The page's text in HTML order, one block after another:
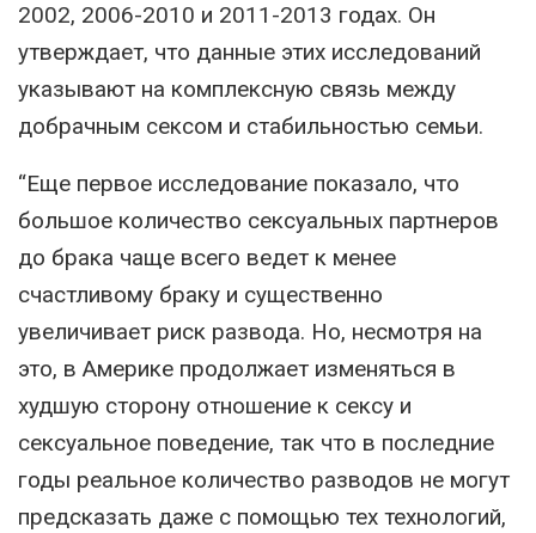
2002, 2006-2010 и 2011-2013 годах. Он
утверждает, что данные этих исследований
указывают на комплексную связь между
добрачным сексом и стабильностью семьи.
“Еще первое исследование показало, что
большое количество сексуальных партнеров
до брака чаще всего ведет к менее
счастливому браку и существенно
увеличивает риск развода. Но, несмотря на
это, в Америке продолжает изменяться в
худшую сторону отношение к сексу и
сексуальное поведение, так что в последние
годы реальное количество разводов не могут
предсказать даже с помощью тех технологий,